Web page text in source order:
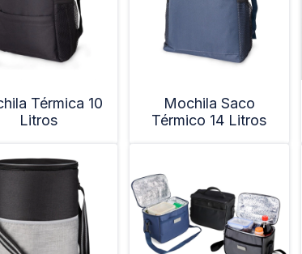
Térmica 10
Litros
Mochila Saco
Térmico 14 Litros